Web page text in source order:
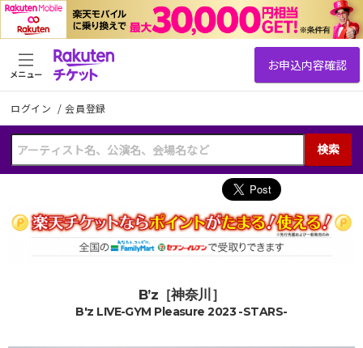
ログイン /会員登録
検索
メニュー
B’z［神奈川］
B'z LIVE-GYM Pleasure 2023 -STARS-